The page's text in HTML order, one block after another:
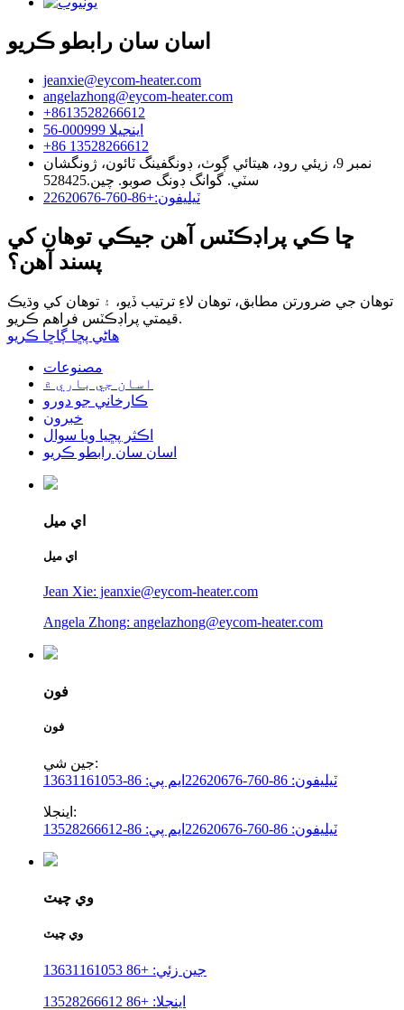
اسان سان رابطو ڪريو
jeanxie@eycom-heater.com
angelazhong@eycom-heater.com
+8613528266612
اينجيلا 000999-56
+86 13528266612
نمبر 9، زيئي روڊ، هيتائي ڳوٺ، ڊونگفينگ ٽائون، ژونگشان
سٽي. گوانگ ڊونگ صوبو. چين.528425
ٽيليفون:+86-760-22620676
ڇا ڪي پراڊڪٽس آھن جيڪي توھان کي
پسند آھن؟
توهان جي ضرورتن مطابق، توهان لاءِ ترتيب ڏيو، ۽ توهان کي وڌيڪ
قيمتي پراڊڪٽس فراهم ڪريو.
هاڻي پڇا ڳاڇا ڪريو
مصنوعات
اسان جي باري ۾
ڪارخاني جو دورو
خبرون
اڪثر پڇيا ويا سوال
اسان سان رابطو ڪريو
اي ميل
اي ميل
Jean Xie: jeanxie@eycom-heater.com
Angela Zhong: angelazhong@eycom-heater.com
فون
فون
جين شي:
ٽيليفون: 86-760-22620676
ايم پي: 86-13631161053
اينجلا:
ٽيليفون: 86-760-22620676
ايم پي: 86-13528266612
وي چيٽ
وي چيٽ
جين زئي: +86 13631161053
اينجلا: +86 13528266612